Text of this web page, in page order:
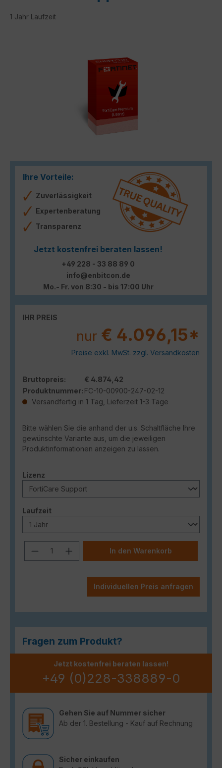
1 Jahr Laufzeit
Ihre Vorteile:
Zuverlässigkeit
Expertenberatung
Transparenz
Jetzt kostenfrei beraten lassen!
+49 228 - 33 88 89 0
info@enbitcon.de
Mo.- Fr. von 8:30 - bis 17:00 Uhr
IHR PREIS
nur € 4.096,15*
Preise exkl. MwSt. zzgl. Versandkosten
Bruttopreis:
€ 4.874,42
Produktnummer: FC-10-00900-247-02-12
Versandfertig in 1 Tag, Lieferzeit 1-3 Tage
Bitte wählen Sie die anhand der u.s. Schaltfläche Ihre
gewünschte Variante aus, um die jeweiligen
Produktinformationen anzeigen zu lassen.
Lizenz
Laufzeitauswählen
Produkt Anzahl: Gib den
In den Warenkorb
Individuellen Preis anfragen
Fragen zum Produkt?
Jetzt kostenfrei beraten lassen!
+49 (0)228-338889-0
Gehen Sie auf Nummer sicher
Ab der 1. Bestellung - Kauf auf Rechnung
Sicher einkaufen